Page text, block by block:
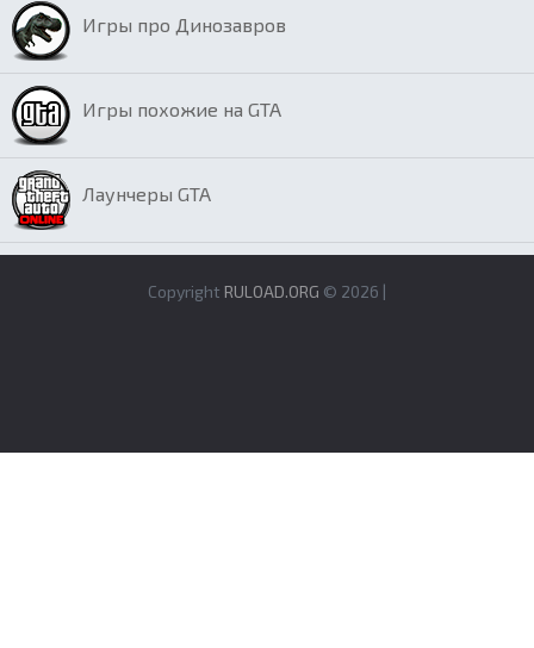
Игры про Динозавров
Игры похожие на GTA
Лаунчеры GTA
Copyright RULOAD.ORG © 2026 |